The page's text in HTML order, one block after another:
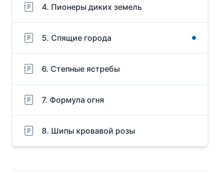
4. Пионеры диких земель
5. Спящие города
6. Степные ястребы
7. Формула огня
8. Шипы кровавой розы